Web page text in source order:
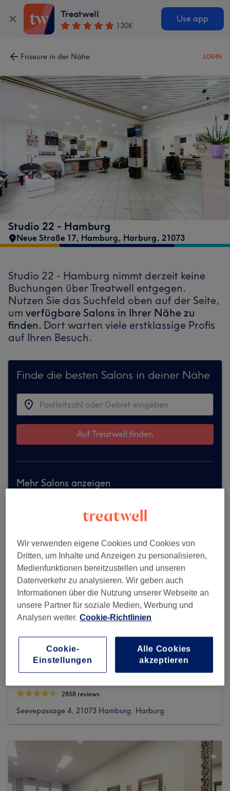
Treatwell
130K
Use app
Friseure in der Nähe LOGIN
Studio 22 - Hamburg
Neue Straße 17, Hamburg, Harburg, 21073
Studio 22 - Hamburg nimmt derzeit keine
Buchungen über Treatwell entgegen.
Nutzen Sie das Suchfeld oben auf der Seite,
um verfügbare Salons in Ihrer Nähe zu
finden. Dort warten viele erstklassige Profis
auf Ihren Besuch.
Finde die besten Salons in deiner Nähe
Auf Treatwell finden
Mehr Salons anzeigen
2858 reviews
Seevepassage 4, 21073 Hamburg, Harburg
Wir verwenden eigene Cookies und Cookies von
Dritten, um Inhalte und Anzeigen zu personalisieren,
Medienfunktionen bereitzustellen und unseren
Datenverkehr zu analysieren. Wir geben auch
Informationen über die Nutzung unserer Webseite an
unsere Partner für soziale Medien, Werbung und
Analysen weiter. Cookie-Richtlinien
Cookie-
Einstellungen
Alle Cookies
akzeptieren